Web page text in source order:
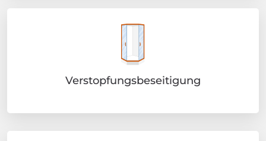
Verstopfungsbeseitigung